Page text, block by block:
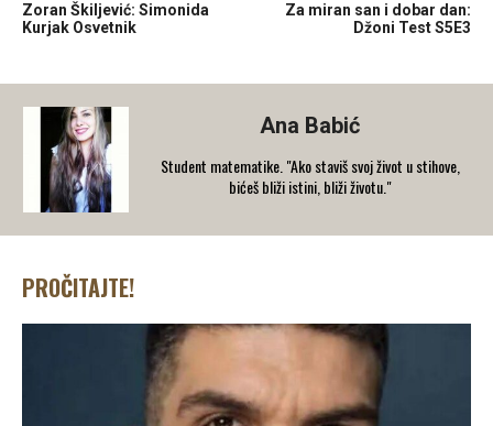
Zoran Škiljević: Simonida
Kurjak Osvetnik
Za miran san i dobar dan:
Džoni Test S5E3
Ana Babić
Student matematike. "Ako staviš svoj život u stihove,
bićeš bliži istini, bliži životu."
PROČITAJTE!